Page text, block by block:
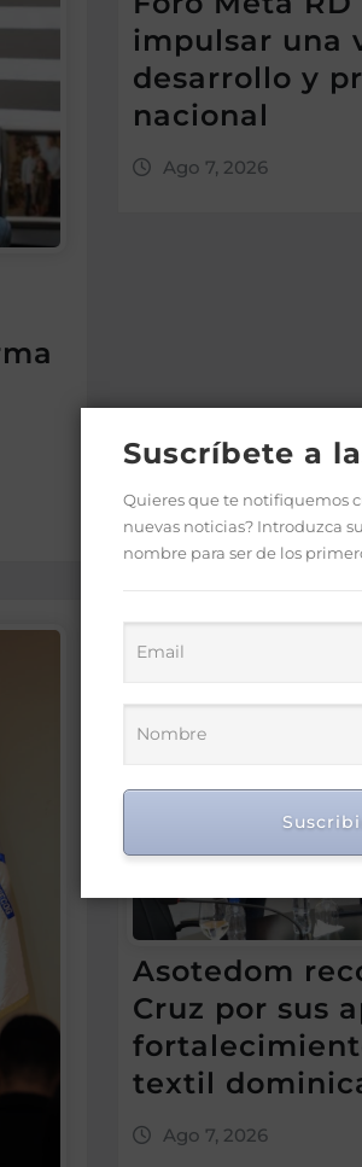
impulsar una
desarrollo y
nacional
Ago 7, 2026
Asotedom
Cruz por sus
textil
Ago 7, 2026
Suscríbete a
Quieres que te notifiquemos
nuevas noticias? Introduzca
nombre para ser de los